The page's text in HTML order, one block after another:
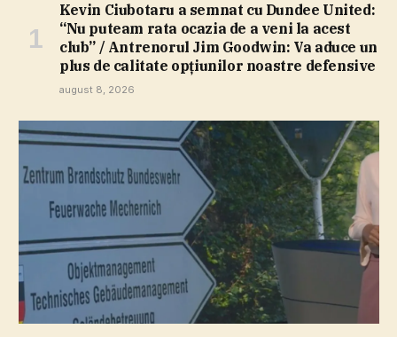
Kevin Ciubotaru a semnat cu Dundee United:
“Nu puteam rata ocazia de a veni la acest
club” / Antrenorul Jim Goodwin: Va aduce un
plus de calitate opţiunilor noastre defensive
august 8, 2026